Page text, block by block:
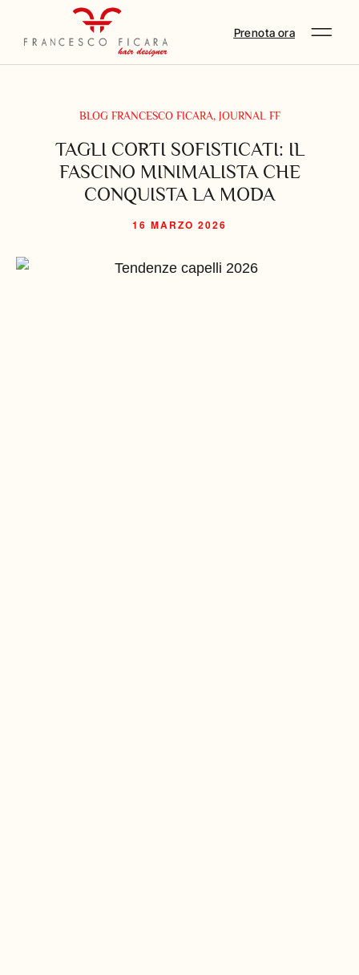
Prenota ora
BLOG FRANCESCO FICARA, JOURNAL FF
TAGLI CORTI SOFISTICATI: IL
FASCINO MINIMALISTA CHE
CONQUISTA LA MODA
16 MARZO 2026